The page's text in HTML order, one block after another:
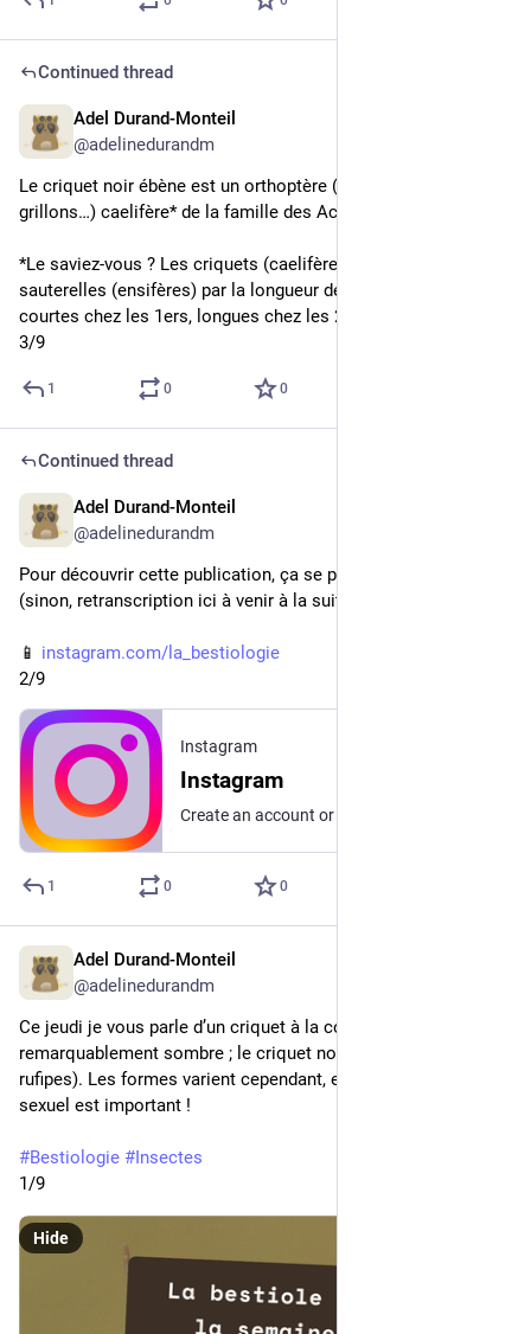
Continued thread
Adel Durand-Monteil
@adelinedurandm
Le criquet noir ébène est un orthoptère (criquets, sauterelles,
grillons…) caelifère* de la famille des Acrididae.
*Le saviez-vous ? Les criquets (caelifères) se distinguent des
sauterelles (ensifères) par la longueur de leurs antennes ;
courtes chez les 1ers, longues chez les 2èmes !
3/9
1 0 0
Continued thread
Adel Durand-Monteil
@adelinedurandm
Pour découvrir cette publication, ça se passe sur Instagram
(sinon, retranscription ici à venir à la suite) :
📱 instagram.com/la_bestiologie
2/9
Instagram
Instagram
1 0 0
Adel Durand-Monteil
@adelinedurandm
Ce jeudi je vous parle d’un criquet à la coloration parfois
remarquablement sombre ; le criquet noir ébène (Omocestus
rufipes). Les formes varient cependant, et le dimorphisme
sexuel est important !
#Bestiologie #Insectes
1/9
Hide